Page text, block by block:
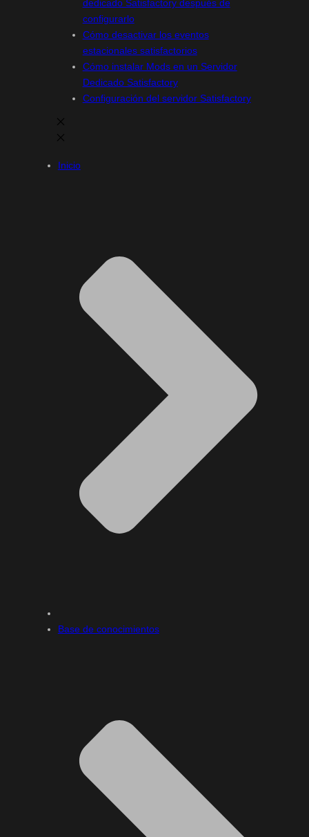
dedicado Satisfactory después de
configurarlo
Cómo desactivar los eventos
estacionales satisfactorios
Cómo instalar Mods en un Servidor
Dedicado Satisfactory
Configuración del servidor Satisfactory
Inicio
Base de conocimientos